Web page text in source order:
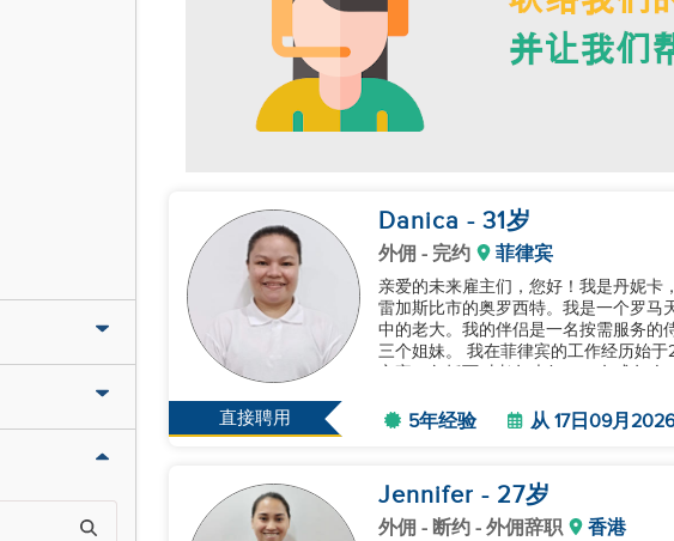
直接聘用
Danica - 31岁
外佣 - 完约 菲律宾
亲爱的未来雇主们，您好！我是丹妮卡
雷加斯比市的奥罗西特。我是一个罗马
中的老大。我的伴侣是一名按需服务的
三个姐妹。 我在菲律宾的工作经历始于2026年3月，直到2021年3月。在那段时间里，我照顾了一个五口
5年经验 从 17日09月
Jennifer - 27岁
外佣 - 断约 - 外佣辞职 香港